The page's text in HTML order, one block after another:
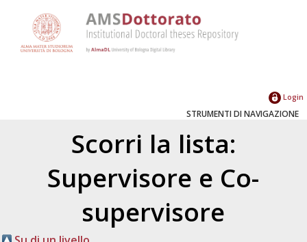
Login
STRUMENTI DI NAVIGAZIONE
Scorri la lista:
Supervisore e Co-
supervisore